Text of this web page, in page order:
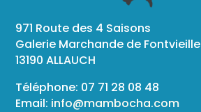
971 Route des 4 Saisons
Galerie Marchande de Fontvieille
13190 ALLAUCH
Téléphone: 07 71 28 08 48
Email: info@mambocha.com